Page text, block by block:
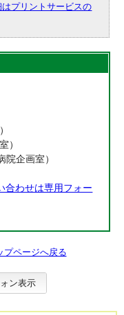
はプリントサービスの
）
企画室）
合わせは専用フォー
プページへ戻る
ン表示